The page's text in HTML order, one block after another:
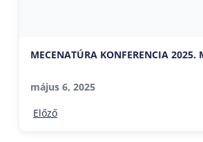
MECENATÚRA KONFERENCIA 2025.
május 6, 2025
Előző